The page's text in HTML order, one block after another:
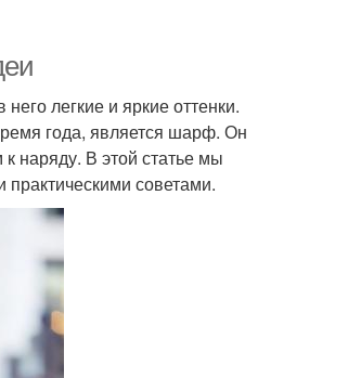
легкие и яркие оттенки.
года, является шарф. Он
наряду. В этой статье мы
советами.